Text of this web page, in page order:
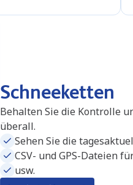
Schneeketten
Behalten Sie die Kontrolle
überall.
Sehen Sie die
CSV- und GPS-Dateien
usw.